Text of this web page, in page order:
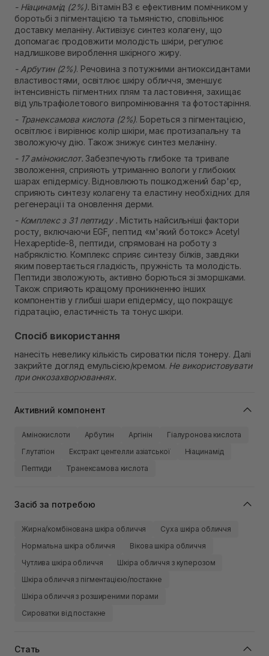
- Ніацинамід (2%). Вітамін В3 є ефективним помічником у
боротьбі з пігментацією та тьмяністю, сповільнює
доставку меланіну. Активізує синтез колагену, що
допомагає продовжити молодість шкіри, регулює
надлишкове вироблення шкірного жиру.
- Арбутин (2%). Речовина з потужними антиоксидантами
властивостями, освітлює шкіру обличчя, зменшує
інтенсивність пігментних плям та ластовиння, захищає
від ультрафіолетового випромінювання та фотостаріння.
- Транексамова кислота (2%). Бореться з пігментацією,
освітлює і вирівнює колір шкіри, має протизапальну та
зволожуючу дію. Також знижує синтез меланіну.
- 17 амінокислот. Забезпечують глибоке та тривале
зволоження, сприяють утриманню вологи у глибоких
шарах епідермісу. Відновлюють пошкоджений бар'єр,
сприяють синтезу колагену та еластину необхідних для
регенерації та оновлення дерми.
- Комплекс з 31 пептиду . Містить найсильніші фактори
росту, включаючи EGF, пептид «м'який ботокс» Acetyl
Hexapeptide-8, пептиди, спрямовані на роботу з
набряклістю. Комплекс сприяє синтезу білків, завдяки
яким повертається гладкість, пружність та молодість.
Пептиди зволожують, активно борються зі зморшками.
Також сприяють кращому проникненню інших
компонентів у глибші шари епідермісу, що покращує
гідратацію, еластичність та тонус шкіри.
Спосіб використання
нанесіть невелику кількість сироватки після тонеру. Далі
закрийте догляд емульсією/кремом. Не використовувати
при онкозахворюваннях.
Активний компонент
Амінокислоти Арбутин Аргінін
Гіалуронова кислота
Глутатіон
Екстракт центелли азіатської
Ніацинамід
Пептиди
Транексамова кислота
Засіб за потребою
Жирна/комбінована шкіра обличчя
Суха шкіра обличчя
Нормальна шкіра обличчя
Вікова шкіра обличчя
Чутлива шкіра обличчя
Шкіра обличчя з куперозом
Шкіра обличчя з пігментацією/постакне
Шкіра обличчя з розширеними порами
Сироватки від постакне
Стать